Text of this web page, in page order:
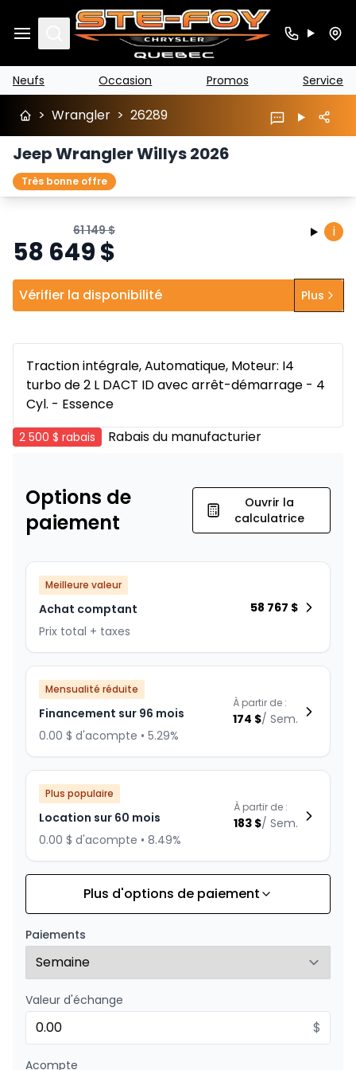
Search
Neufs Occasion Promos Service
> Wrangler > 26289
Jeep Wrangler Willys 2026
Très bonne offre
61 149$
58 649$
i
Vérifier la disponibilité Plus
Traction intégrale, Automatique, Moteur: I4
turbo de 2 L DACT ID avec arrêt-démarrage - 4
Cyl. - Essence
2 500 $ rabais Rabais du manufacturier
Options de
paiement
Ouvrir la
calculatrice
Meilleure valeur
Achat comptant
Prix total + taxes
58 767 $
Mensualité réduite
Financement sur 96 mois
0.00 $ d'acompte • 5.29%
À partir de :
174 $/ Sem.
Plus populaire
Location sur 60 mois
0.00 $ d'acompte • 8.49%
À partir de :
183 $/ Sem.
Financement sur 84 mois
0.00 $ d'acompte • 4.99%
À partir de :
Financement sur 72 mois
Financement sur 72 mois
0.00 $ d'acompte • 4.99%
À partir de :
Plus d'options de paiement
Paiements
Valeur d'échange
$
Acompte